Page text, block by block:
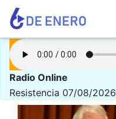
Radio Online
Resistencia 07/08/2026